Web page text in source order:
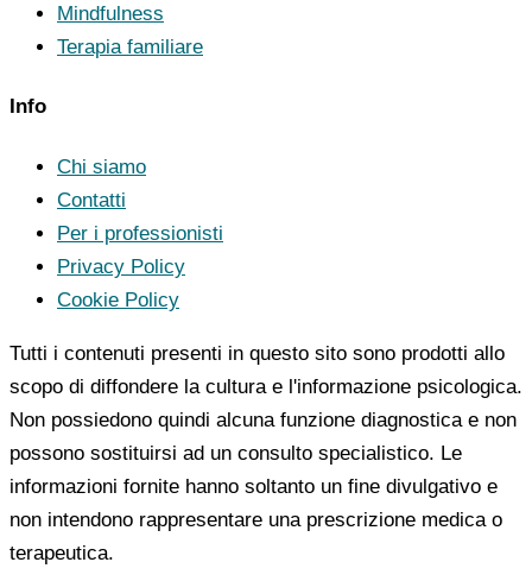
Mindfulness
Terapia familiare
Info
Chi siamo
Contatti
Per i professionisti
Privacy Policy
Cookie Policy
Tutti i contenuti presenti in questo sito sono prodotti allo
scopo di diffondere la cultura e l'informazione psicologica.
Non possiedono quindi alcuna funzione diagnostica e non
possono sostituirsi ad un consulto specialistico. Le
informazioni fornite hanno soltanto un fine divulgativo e
non intendono rappresentare una prescrizione medica o
terapeutica.